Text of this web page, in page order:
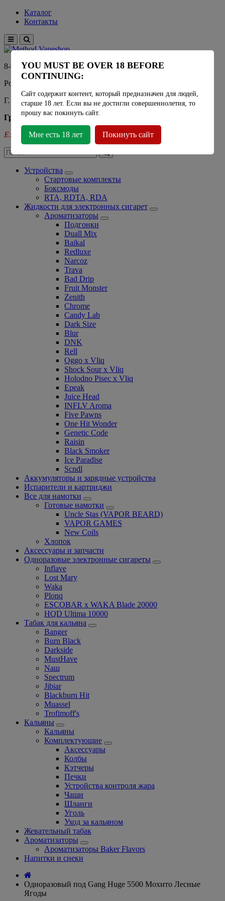
Каталог
Контакты
8-915-450-21-92
Розничный магазин Method Vapeshop
Г. Москва, улица Южнобутовская 36
График работы
Ежедневно - 11:00 - 21:00
Устройства
Стартовые комплекты
Боксмоды
RTA, RDTA, RDA
Жидкости для электронных сигарет
Ароматизаторы
Подгонки
Duall Mix
Baikal
Redluxe
Narcoz
Trava
Bad Drip
Fruit Monster
Zenith
Chrome
Candy Lab
Dark Size
Blur
DNK
Rell
Oggo x Vliq
Shock Sour x Vliq
Holodno Pisec x Vliq
Epeak
Juice Head
INFLV Aroma
Five Pawns
One Hit Wonder
Genetic Code
Raisin
Black Smoker
Ice Paradise
Scndl
Аккумуляторы и зарядные устройства
Испарители и картриджи
Все для намотки
Готовые намотки
Uncle Stas (VAPOR BEARD)
VAPOR GAMES
New Coils
Хлопок
Аксессуары и запчасти
Одноразовые электронные сигареты
Inflave
Lost Mary
Waka
Plonq
ESCOBAR x WAKA Blade 20000
HQD Ultima 10000
Табак для кальяна
Banger
Burn Black
Darkside
MustHave
Nаш
Spectrum
Jibiar
Blackburn Hit
Muassel
Trofimoff's
Кальяны
Кальяны
Комплектующие
Аксессуары
Колбы
Кэтчеры
Печки
Устройства контроля жара
Чаши
Шланги
Уголь
Уход за кальяном
Жевательный табак
Ароматизаторы
Ароматизаторы Baker Flavors
Напитки и снеки
Одноразовый под Gang Huge 5500 Мохито Лесные
Ягоды
YOU MUST BE OVER 18 BEFORE
CONTINUING:
Сайт содержит контент, который предназначен для людей,
старше 18 лет. Если вы не достигли совершеннолетия, то
прошу вас покинуть сайт.
Мне есть 18 лет Покинуть сайт